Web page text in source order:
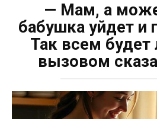
— Мам, а
бабушка уйдет и
Так всем будет
вызовом